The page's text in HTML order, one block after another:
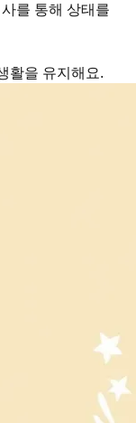
를 통해 상태를
활을 유지해요.